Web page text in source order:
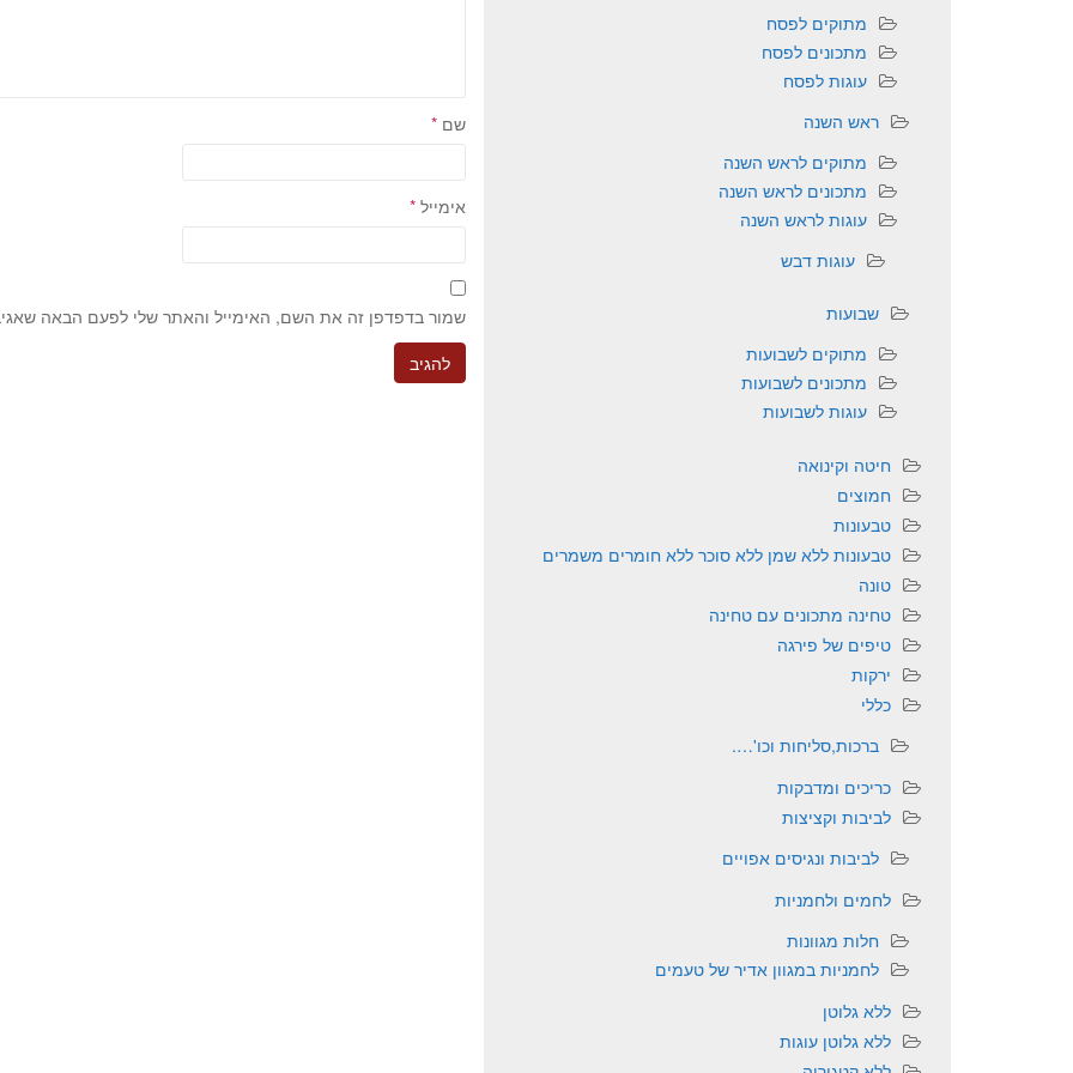
שם *
אימייל *
שמור בדפדפן זה את השם, האימייל והאתר שלי לפעם הבאה
מתוקים לפסח
מתכונים לפסח
עוגות לפסח
ראש השנה
מתוקים לראש השנה
מתכונים לראש השנה
עוגות לראש השנה
עוגות דבש
שבועות
מתוקים לשבועות
מתכונים לשבועות
עוגות לשבועות
חיטה וקינואה
חמוצים
טבעונות
טבעונות ללא שמן ללא סוכר ללא חומרים משמרים
טונה
טחינה מתכונים עם טחינה
טיפים של פירגה
ירקות
כללי
ברכות,סליחות וכו'….
כריכים ומדבקות
לביבות וקציצות
לביבות ונגיסים אפויים
לחמים ולחמניות
חלות מגוונות
לחמניות במגוון אדיר של טעמים
ללא גלוטן
ללא גלוטן עוגות